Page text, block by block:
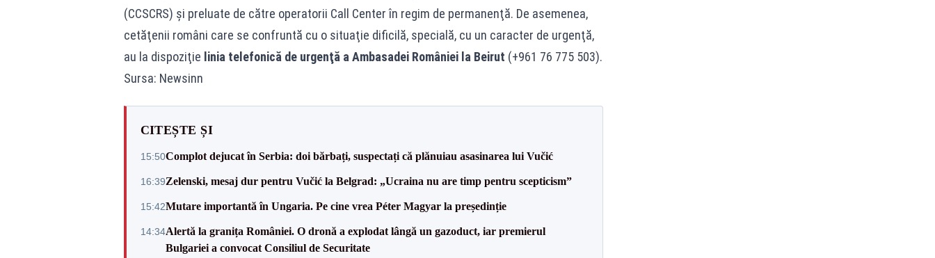
(CCSCRS) şi preluate de către operatorii Call Center în regim de permanenţă. De asemenea,
cetăţenii români care se confruntă cu o situaţie dificilă, specială, cu un caracter de urgenţă,
au la dispoziţie linia telefonică de urgenţă a Ambasadei României la Beirut (+961 76 775 503).
Sursa: Newsinn
CITEȘTE ȘI
15:50Complot dejucat în Serbia: doi bărbați, suspectați că plănuiau asasinarea lui Vučić
16:39Zelenski, mesaj dur pentru Vučić la Belgrad: „Ucraina nu are timp pentru scepticism”
15:42Mutare importantă în Ungaria. Pe cine vrea Péter Magyar la președinție
14:34Alertă la granița României. O dronă a explodat lângă un gazoduct, iar premierul
Bulgariei a convocat Consiliul de Securitate